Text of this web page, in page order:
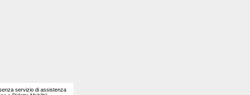
servizio di assistenza